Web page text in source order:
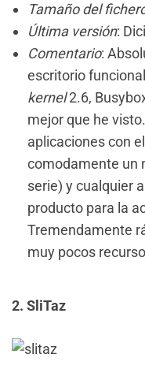
Tamaño del
Última versión:
Comentario:
escritorio
kernel2.6,
mejor que he
aplicaciones con
comodamente un
serie) y cualquier
producto para la
Tremendamente
muy pocos
2. SliTaz